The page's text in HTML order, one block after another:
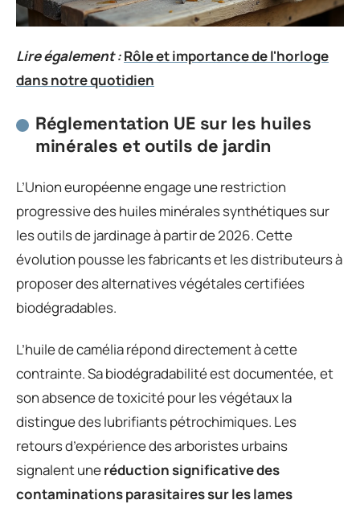
Lire également :Rôle et importance de l'horloge
dans notre quotidien
Réglementation UE sur les huiles
minérales et outils de jardin
L’Union européenne engage une restriction
progressive des huiles minérales synthétiques sur
les outils de jardinage à partir de 2026. Cette
évolution pousse les fabricants et les distributeurs à
proposer des alternatives végétales certifiées
biodégradables.
L’huile de camélia répond directement à cette
contrainte. Sa biodégradabilité est documentée, et
son absence de toxicité pour les végétaux la
distingue des lubrifiants pétrochimiques. Les
retours d’expérience des arboristes urbains
signalent uneréduction significative des
contaminations parasitaires sur les lames